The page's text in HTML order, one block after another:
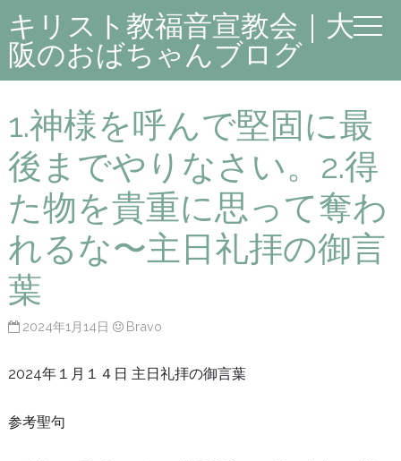
キリスト教福音宣教会｜大
阪のおばちゃんブログ
1.神様を呼んで堅固に最
後までやりなさい。2.得
た物を貴重に思って奪わ
れるな〜主日礼拝の御言
葉
2024年1月14日 Bravo
2024年１月１４日 主日礼拝の御言葉
参考聖句